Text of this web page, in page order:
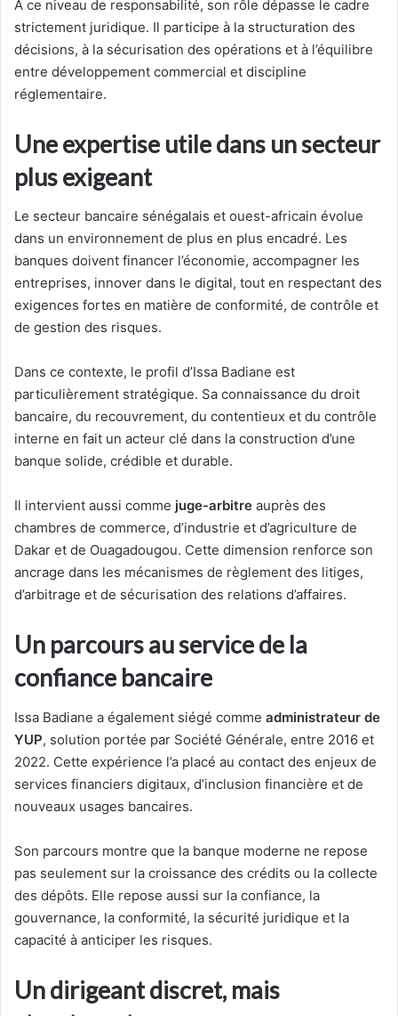
À ce niveau de responsabilité, son rôle dépasse le cadre
strictement juridique. Il participe à la structuration des
décisions, à la sécurisation des opérations et à l’équilibre
entre développement commercial et discipline
réglementaire.
Une expertise utile dans un secteur
plus exigeant
Le secteur bancaire sénégalais et ouest-africain évolue
dans un environnement de plus en plus encadré. Les
banques doivent financer l’économie, accompagner les
entreprises, innover dans le digital, tout en respectant des
exigences fortes en matière de conformité, de contrôle et
de gestion des risques.
Dans ce contexte, le profil d’Issa Badiane est
particulièrement stratégique. Sa connaissance du droit
bancaire, du recouvrement, du contentieux et du contrôle
interne en fait un acteur clé dans la construction d’une
banque solide, crédible et durable.
Il intervient aussi comme juge-arbitre auprès des
chambres de commerce, d’industrie et d’agriculture de
Dakar et de Ouagadougou. Cette dimension renforce son
ancrage dans les mécanismes de règlement des litiges,
d’arbitrage et de sécurisation des relations d’affaires.
Un parcours au service de la
confiance bancaire
Issa Badiane a également siégé comme administrateur de
YUP, solution portée par Société Générale, entre 2016 et
2022. Cette expérience l’a placé au contact des enjeux de
services financiers digitaux, d’inclusion financière et de
nouveaux usages bancaires.
Son parcours montre que la banque moderne ne repose
pas seulement sur la croissance des crédits ou la collecte
des dépôts. Elle repose aussi sur la confiance, la
gouvernance, la conformité, la sécurité juridique et la
capacité à anticiper les risques.
Un dirigeant discret, mais